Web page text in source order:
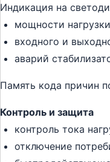
Индикация на
мощности нагрузки
входного и
аварий
Память кода причин
Контроль и защита
контроль тока
отключение